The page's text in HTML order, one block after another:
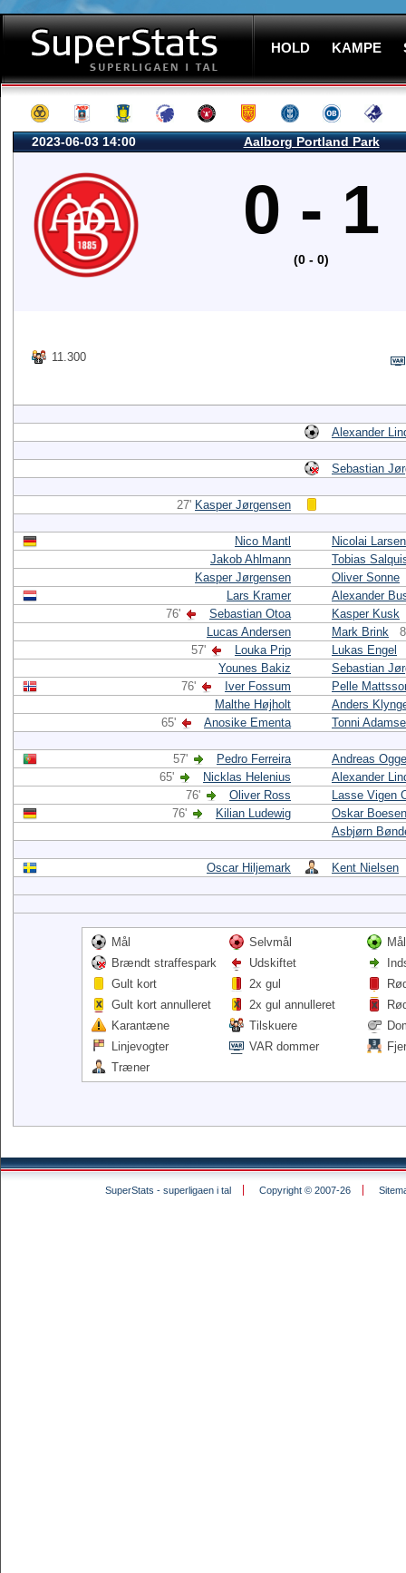
HOLD KAMPE
2023-06-03 14:00 Aalborg Portland Park
0 - 1
(0 - 0)
11.300
Alexander
Sebastian
27' Kasper Jørgensen
Nico Mantl
Nicolai Larsen
Jakob Ahlmann
Tobias
Kasper Jørgensen
Oliver Sonne
Lars Kramer
Alexander
76'
Sebastian Otoa
Kasper Kusk
Lucas Andersen
Mark Brink
57'
Louka Prip
Lukas Engel
Younes Bakiz
Sebastian
76'
Iver Fossum
Pelle
Malthe Højholt
Anders
65'
Anosike Ementa Tonni
57' Pedro Ferreira
Andreas
65'
Nicklas Helenius
Alexander
76'
Oliver Ross
Lasse Vigen
76'
Kilian Ludewig
Oskar Boesen
Asbjørn
Oscar Hiljemark Kent Nielsen
Mål Selvmål
Brændt straffespark
Udskiftet
Gult kort
2x gul
Gult kort annulleret
2x gul annulleret
Karantæne
Tilskuere
Linjevogter
VAR dommer
Træner
SuperStats - superligaen i tal Copyright © 2007-26